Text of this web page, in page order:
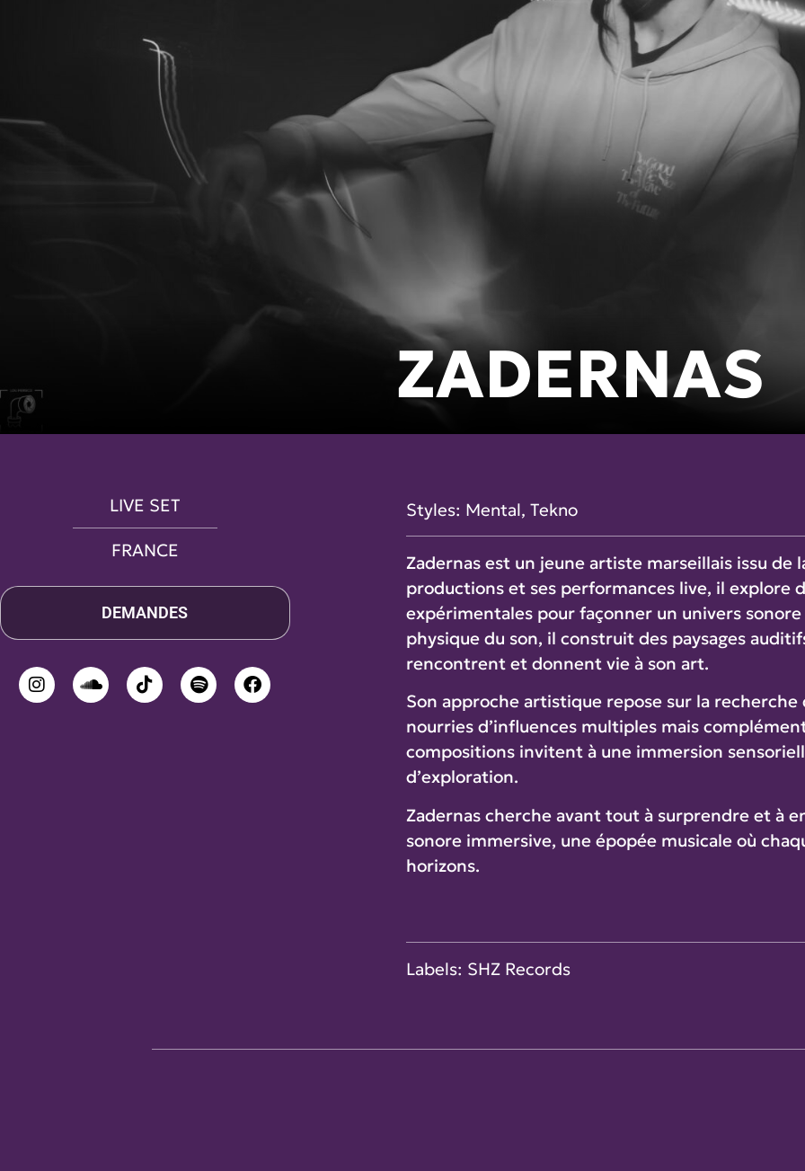
ZADERNAS
LIVE SET
FRANCE
DEMANDES
Styles: Mental, Tekno
Zadernas est un jeune artiste marseillais issu de
productions et ses performances live, il explore
expérimentales pour façonner un univers
physique du son, il construit des paysages
rencontrent et donnent vie à son art.
Son approche artistique repose sur la
nourries d’influences multiples mais
compositions invitent à une immersion
d’exploration.
Zadernas cherche avant tout à surprendre et à
sonore immersive, une épopée musicale où
horizons.
Labels: SHZ Records